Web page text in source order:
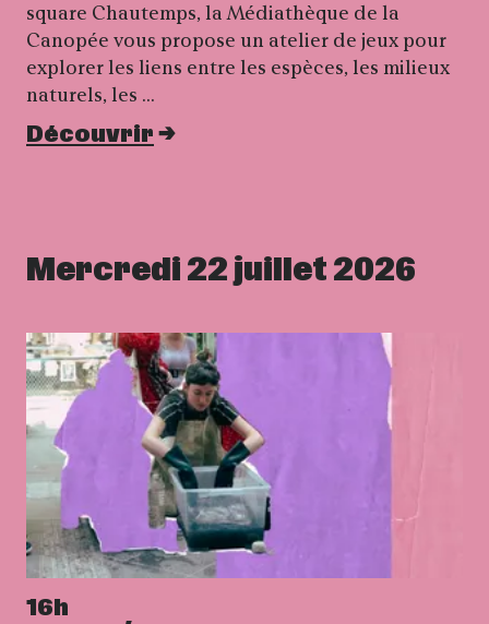
square Chautemps, la Médiathèque de la
Canopée vous propose un atelier de jeux pour
explorer les liens entre les espèces, les milieux
naturels, les …
Découvrir
Mercredi 22 juillet 2026
16h